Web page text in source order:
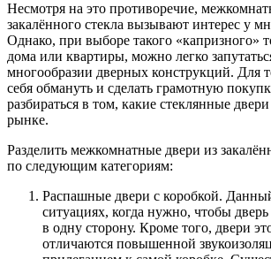
Несмотря на это противоречие,
закалённого стекла вызывают интерес у
Однако, при выборе такого «капризного»
дома или квартиры, можно легко
многообразии дверных конструкций. Для
себя обмануть и сделать грамотную
разбираться в том, какие стеклянные
рынке.
Разделить межкомнатные двери из
по следующим категориям:
Распашные двери с коробкой.
ситуациях, когда нужно, чтобы
в одну сторону. Кроме того, двери
отличаются повышенной